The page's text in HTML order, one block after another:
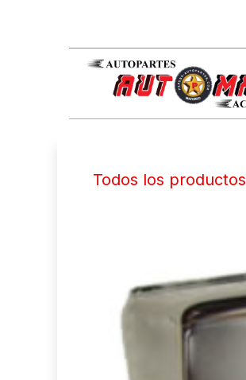
Todos los productos